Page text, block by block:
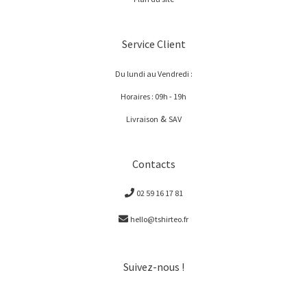
Service Client
Du lundi au Vendredi :
Horaires : 09h - 19h
Livraison & SAV
Contacts
02 59 16 17 81
hello@tshirteo.fr
Suivez-nous !